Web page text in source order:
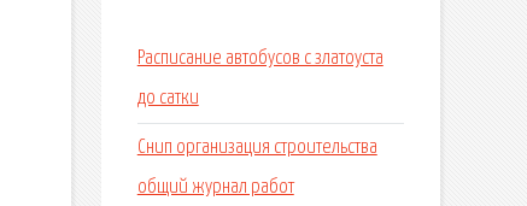
Расписание автобусов с златоуста
до сатки
Снип организация строительства
общий журнал работ